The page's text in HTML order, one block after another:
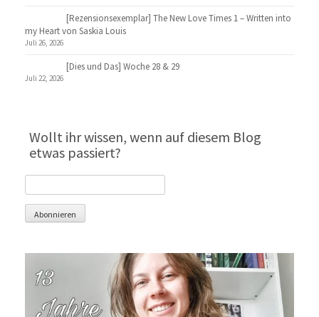
[Rezensionsexemplar] The New Love Times 1 – Written into
my Heart von Saskia Louis
Juli 26, 2026
[Dies und Das] Woche 28 & 29
Juli 22, 2026
Wollt ihr wissen, wenn auf diesem Blog
etwas passiert?